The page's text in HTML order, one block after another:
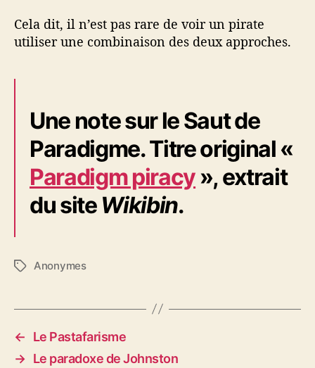
Cela dit, il n’est pas rare de voir un pirate
utiliser une combinaison des deux approches.
Une note sur le Saut de
Paradigme. Titre original «
Paradigm piracy», extrait
du site Wikibin.
É
q
e
t
Anonymes
←
Le Pastafarisme
→ Le paradoxe de Johnston